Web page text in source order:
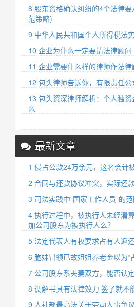
8 股东资格确认纠纷的4个法律
范策略)
9 中华人民共和国个人所得税法
10 企业为什么一定要请法律顾问
11 企业需要什么样的律师作法律
12 包头律师告诉你，有限责任公
13 包头资深律师解析：个人独
么
最新文章
1 侵占公款24万余元，这名会计
2 合同与还款协议冲突，实际还
3 司法实践中“国家工作人员”的
4 执行过程中，被执行人未经清
加公司股东为被执行人么？
5 法定代表人有权要求占有人返
6 胞妹冒领已故姐姐养老金以为“
7 公司股东系夫妻双方，能否认
8 调解书具有法律效力 签了就不
9 人社部最高法关于劳动人事争